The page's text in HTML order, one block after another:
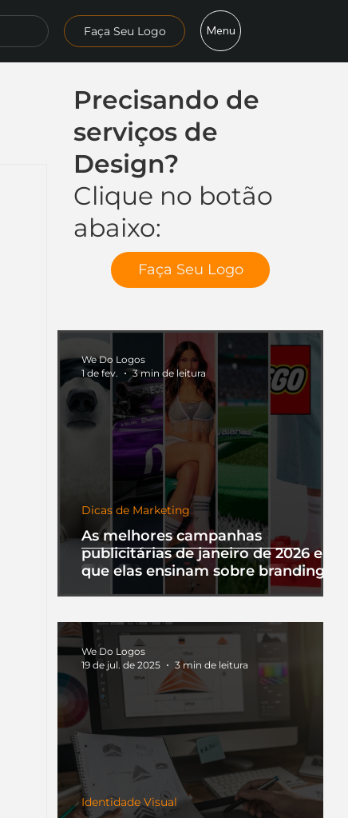
Faça Seu Logo Menu
Precisando de
serviços de
Design?
Clique no botão
abaixo:
Faça Seu Logo
As melhores campanhas
publicitárias de janeiro de 2026 e o
que elas ensinam sobre branding
Dicas de Marketing
We Do Logos
1 de fev.
3 min de leitura
Identidade Visual
We Do Logos
19 de jul. de 2025
3 min de leitura